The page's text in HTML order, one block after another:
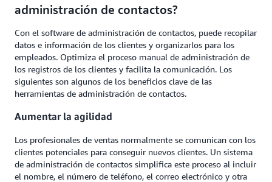
administración de contactos?
Con el software de administración de contactos, puede recopilar
datos e información de los clientes y organizarlos para los
empleados. Optimiza el proceso manual de administración de
los registros de los clientes y facilita la comunicación. Los
siguientes son algunos de los beneficios clave de las
herramientas de administración de contactos.
Aumentar la agilidad
Los profesionales de ventas normalmente se comunican con los
clientes potenciales para conseguir nuevos clientes. Un sistema
de administración de contactos simplifica este proceso al incluir
el nombre, el número de teléfono, el correo electrónico y otra